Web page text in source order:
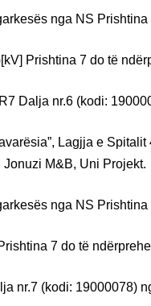
nga NS
Prishtina 7 do të
Dalja nr.6 (kodi:
Lagjja e
M&B, Uni Projekt.
nga NS
7 do të
nr.7 (kodi: 19000078)